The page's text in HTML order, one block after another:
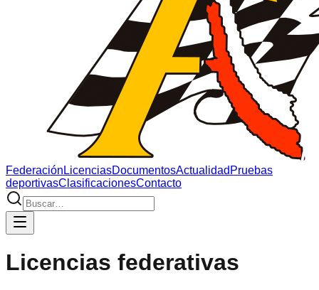
Federación LicenciasDocumentosActualidad Pruebas
deportivasClasificacionesContacto
Licencias federativas